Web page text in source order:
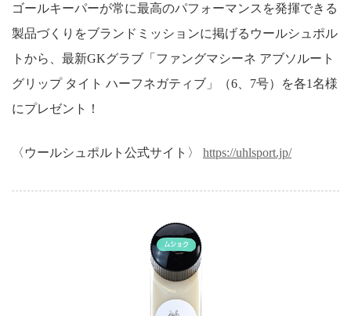
ゴールキーパーが常に最高のパフォーマンスを発揮できる
製品づくりをブランドミッションに掲げるウールシュポル
トから、最新GKグラブ「ファングマシーネ アブソルート
グリップ タイト ハーフネガティブ」（6、7号）を各1名様
にプレゼント！
〈ウールシュポルト公式サイト〉 https://uhlsport.jp/